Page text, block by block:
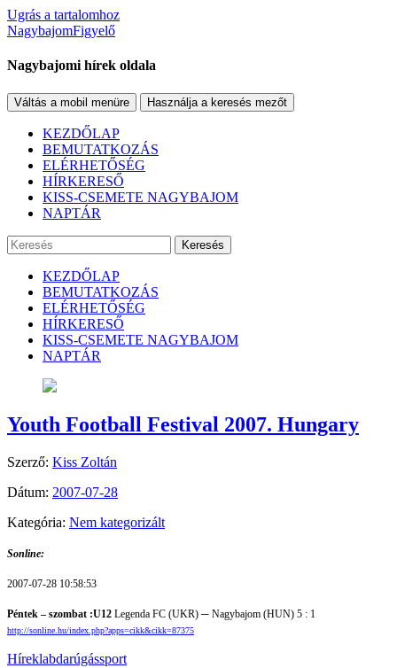
Ugrás a tartalomhoz
NagybajomFigyelő
Nagybajomi hírek oldala
Váltás a mobil menüre Használja a keresés mezőt
KEZDŐLAP
BEMUTATKOZÁS
ELÉRHETŐSÉG
HÍRKERESŐ
KISS-CSEMETE NAGYBAJOM
NAPTÁR
Keresés
KEZDŐLAP
BEMUTATKOZÁS
ELÉRHETŐSÉG
HÍRKERESŐ
KISS-CSEMETE NAGYBAJOM
NAPTÁR
Youth Football Festival 2007. Hungary
Szerző: Kiss Zoltán
Dátum: 2007-07-28
Kategória: Nem kategorizált
Sonline:
2007-07-28 10:58:53
Péntek – szombat :U12 Legenda FC (UKR) ─ Nagybajom (HUN) 5 : 1
http://sonline.hu/index.php?apps=cikk&cikk=87375
Híreklabdarúgássport